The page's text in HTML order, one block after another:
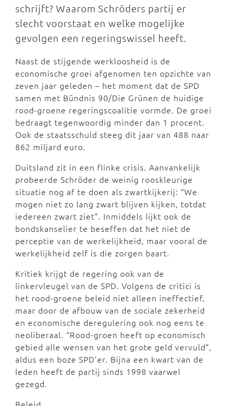
schrijft? Waarom Schröders partij er
slecht voorstaat en welke mogelijke
gevolgen een regeringswissel heeft.
Naast de stijgende werkloosheid is de
economische groei afgenomen ten opzichte van
zeven jaar geleden – het moment dat de SPD
samen met Bündnis 90/Die Grünen de huidige
rood-groene regeringscoalitie vormde. De groei
bedraagt tegenwoordig minder dan 1 procent.
Ook de staatsschuld steeg dit jaar van 488 naar
862 miljard euro.
Duitsland zit in een flinke crisis. Aanvankelijk
probeerde Schröder de weinig rooskleurige
situatie nog af te doen als zwartkijkerij: “We
mogen niet zo lang zwart blijven kijken, totdat
iedereen zwart ziet”. Inmiddels lijkt ook de
bondskanselier te beseffen dat het niet de
perceptie van de werkelijkheid, maar vooral de
werkelijkheid zelf is die zorgen baart.
Kritiek krijgt de regering ook van de
linkervleugel van de SPD. Volgens de critici is
het rood-groene beleid niet alleen ineffectief,
maar door de afbouw van de sociale zekerheid
en economische deregulering ook nog eens te
neoliberaal. “Rood-groen heeft op economisch
gebied alle wensen van het grote geld vervuld”,
aldus een boze SPD’er. Bijna een kwart van de
leden heeft de partij sinds 1998 vaarwel
gezegd.